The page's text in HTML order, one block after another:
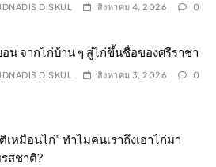
DISKUL สิงหาคม 4, 2026 0
น จากไก่บ้าน ๆ สู่ไก่ขึ้นชื่อของศรีราชา
DISKUL สิงหาคม 3, 2026 0
เหมือนไก่” ทำไมคนเราถึงเอาไก่มา
สชาติ?